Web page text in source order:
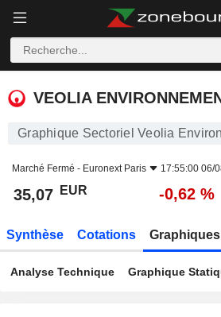
VEOLIA ENVIRONNEMENT
VEOLIA
Graphique Sectoriel Veolia
Marché Fermé - Euronext Paris 17:55:00 06/
35,07 EUR -0,62 %
Synthèse Cotations Graphiques
Analyse Technique Graphique